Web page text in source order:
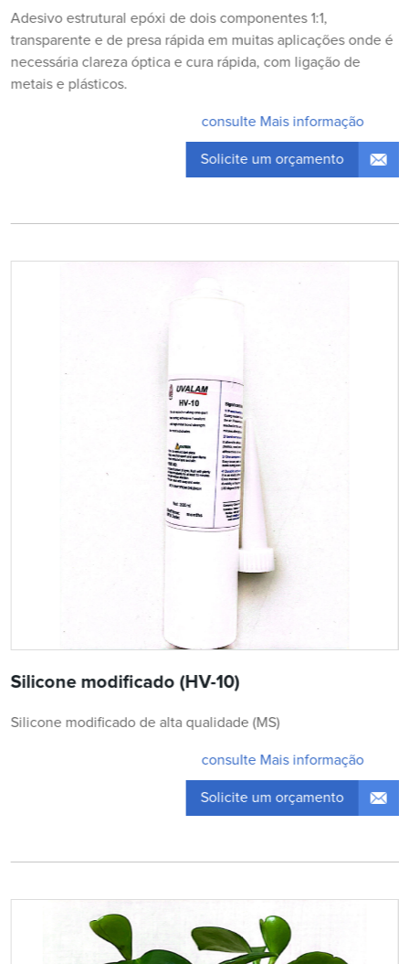
Adesivo estrutural epóxi de dois componentes 1:1,
transparente e de presa rápida em muitas aplicações onde é
necessária clareza óptica e cura rápida, com ligação de
metais e plásticos.
consulte Mais informação
Solicite um orçamento
Silicone modificado (HV-10)
Silicone modificado de alta qualidade (MS)
consulte Mais informação
Solicite um orçamento